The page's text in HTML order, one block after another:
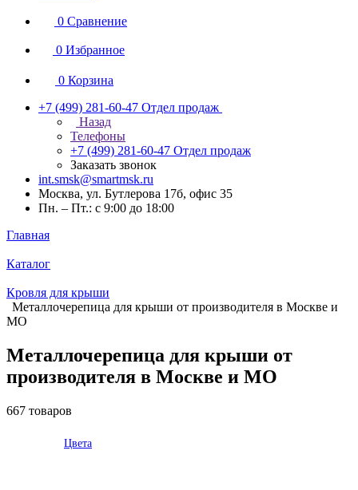
0 Сравнение
0 Избранное
0 Корзина
+7 (499) 281-60-47 Отдел продаж
Назад
Телефоны
+7 (499) 281-60-47 Отдел продаж
Заказать звонок
int.smsk@smartmsk.ru
Москва, ул. Бутлерова 17б, офис 35
Пн. – Пт.: с 9:00 до 18:00
Главная
Каталог
Кровля для крыши
Металлочерепица для крыши от производителя в Москве и
МО
Металлочерепица для крыши от
производителя в Москве и МО
667 товаров
Цвета